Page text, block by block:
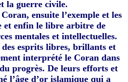
la guerre civile.
ensuite l’exemple et les
et enfin le libre arbitre de
mentales et intellectuelles.
esprits libres, brillants et
interprété le Coran dans
progrès. De leurs efforts et
l’âge d’or islamique qui a